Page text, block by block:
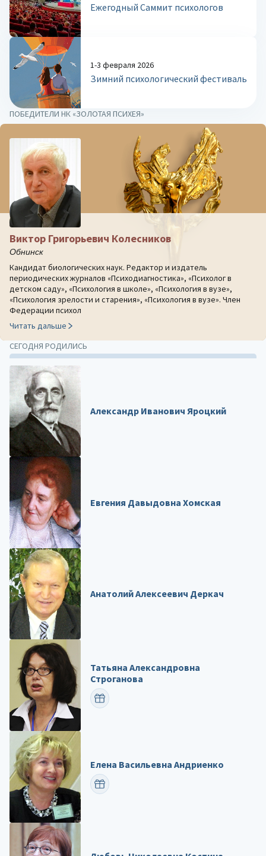
Ежегодный Саммит психологов
1-3 февраля 2026
Зимний психологический фестиваль
ПОБЕДИТЕЛИ НК «ЗОЛОТАЯ ПСИХЕЯ»
Виктор Григорьевич Колесников
Обнинск
Кандидат биологических наук. Редактор и издатель
периодических журналов «Психодиагностика», «Психолог в
детском саду», «Психология в школе», «Психология в вузе»,
«Психология зрелости и старения», «Психология в вузе». Член
Федерации психол
Читать дальше
СЕГОДНЯ РОДИЛИСЬ
Александр Иванович Яроцкий
Евгения Давыдовна Хомская
Анатолий Алексеевич Деркач
Татьяна Александровна
Строганова
ПОЗДРАВИТЬ
Елена Васильевна Андриенко
ПОЗДРАВИТЬ